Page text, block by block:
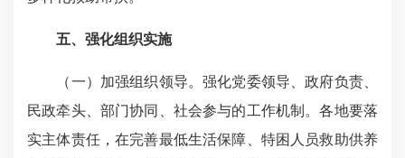
五、强化组织实施
（一）加强组织领导。强化党委领导、政府负责、
民政牵头、部门协同、社会参与的工作机制。各地要落
实主体责任，在完善最低生活保障、特困人员救助供养